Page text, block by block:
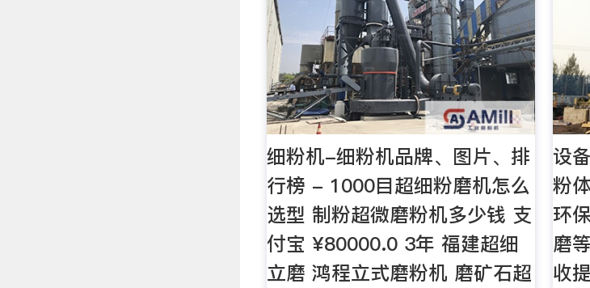
细粉机-细粉机品牌、图片、排
行榜 - 1000目超细粉磨机怎么
选型 制粉超微磨粉机多少钱 支
付宝 ¥80000.0 3年 福建超细
立磨 鸿程立式磨粉机 磨矿石超
设
粉
环
磨
收